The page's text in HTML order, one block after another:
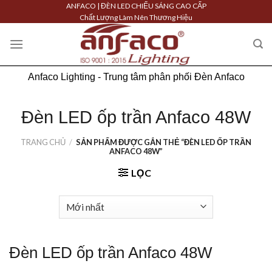
to
content
ANFACO | ĐÈN LED CHIẾU SÁNG CAO CẤP
Chất Lượng Làm Nên Thương Hiệu
Anfaco Lighting - Trung tâm phân phối Đèn Anfaco
Đèn LED ốp trần Anfaco 48W
TRANG CHỦ / SẢN PHẨM ĐƯỢC GẮN THẺ “ĐÈN LED ỐP TRẦN
ANFACO 48W”
LỌC
Đèn LED ốp trần Anfaco 48W